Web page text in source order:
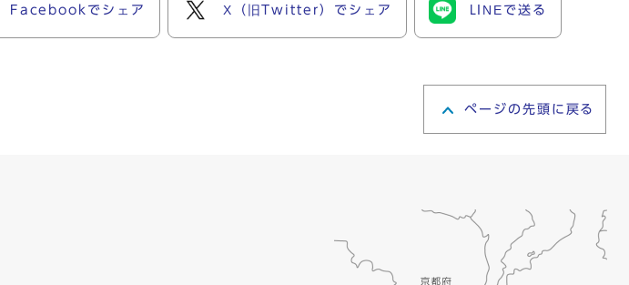
Facebookでシェア X（旧Twitter）でシェア LINEで送る
ページの先頭に戻る